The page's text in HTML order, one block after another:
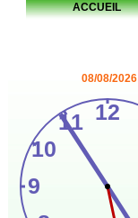
ACCUEIL
08/08/2026